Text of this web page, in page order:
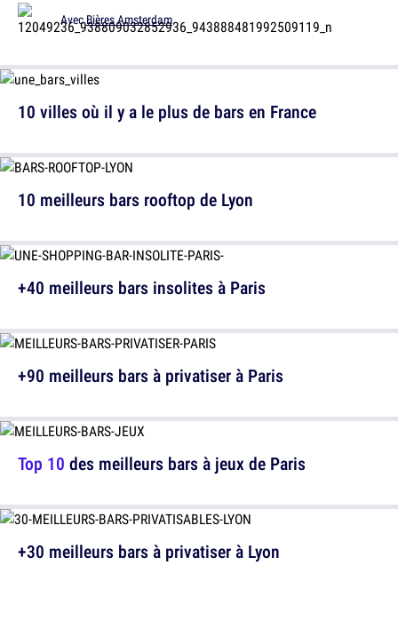
AvecBières Amsterdam
10 meilleurs bars rooftop de Lyon
+90 meilleurs bars à privatiser à Paris
+30 meilleurs bars à privatiser à Lyon
10 villes où il y a le plus de bars en France
+40 meilleurs bars insolites à Paris
Top 10 des meilleurs bars à jeux de Paris